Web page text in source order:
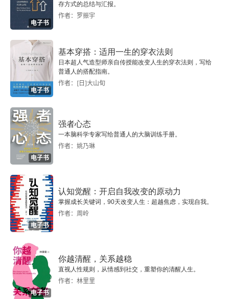
六 巴门尼底斯（约生于纪元前515年）
七 恩柏多克利（Empedocles，纪元前495年—前
435年）
八 亚拿萨哥拉（Anaxagoras，纪元前500年—前
460年）
九 琉息帕斯（Leucippus，约在纪元前440年）
十 德谟颉利图（Democritus，约纪元前460年—前
370年）
十一 智者（Sophist）
十二 苏格拉底
十三 斯多葛派
十四 培根
十五 霍布士（Thomas Hobbes，1586年—1674
年）
电子书
存方式的总结与汇报。
作者：罗振宇
电子书
基本穿搭：适用一生的穿衣法则
日本超人气造型师亲自传授能改变人生的穿衣法则，写给
普通人的搭配指南。
作者：[日]大山旬
电子书
强者心态
一本脑科学专家写给普通人的大脑训练手册。
作者：姚乃琳
电子书
认知觉醒：开启自我改变的原动力
掌握成长关键词，90天改变人生：超越焦虑，实现自我。
作者：周岭
电子书
你越清醒，关系越稳
直视人性规则，从情感到社交，重塑你的清醒人生。
作者：林里里